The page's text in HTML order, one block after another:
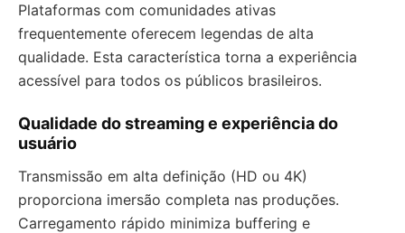
Plataformas com comunidades ativas
frequentemente oferecem legendas de alta
qualidade. Esta característica torna a experiência
acessível para todos os públicos brasileiros.
Qualidade do streaming e experiência do
usuário
Transmissão em alta definição (HD ou 4K)
proporciona imersão completa nas produções.
Carregamento rápido minimiza buffering e